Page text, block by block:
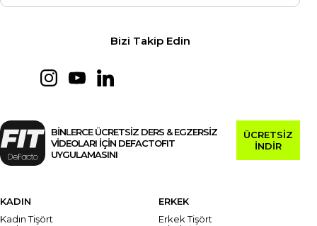
Bizi Takip Edin
BİNLERCE ÜCRETSİZ DERS & EGZERSİZ
VİDEOLARI İÇİN DEFACTOFIT
UYGULAMASINI
ÜCRETSİZ
İNDİR
KADIN
Kadın Tişört
ERKEK
Erkek Tişört